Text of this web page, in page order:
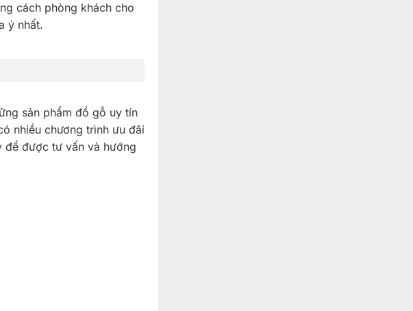
cách phòng khách cho
ý nhất.
sản phẩm đồ gỗ uy tín
nhiều chương trình ưu đãi
để được tư vấn và hướng